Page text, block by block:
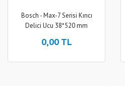
Bosch - Max-7 Serisi Kırıcı
Delici Ucu 38*520 mm
0,00 TL